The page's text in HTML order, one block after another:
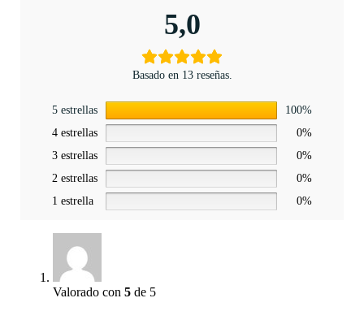
5,0
Basado en 13 reseñas.
5 estrellas
100%
4 estrellas
0%
3 estrellas
0%
2 estrellas
0%
1 estrella
0%
Valorado con5 de 5